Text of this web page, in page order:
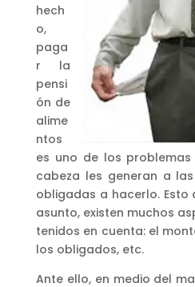
hech
o,
paga
r la
pensi
ón de
alime
ntos
es uno de los
cabeza les generan a
obligadas a hacerlo. Esto
asunto, existen muchos
tenidos en cuenta: el
los obligados, etc.
Ante ello, en medio del